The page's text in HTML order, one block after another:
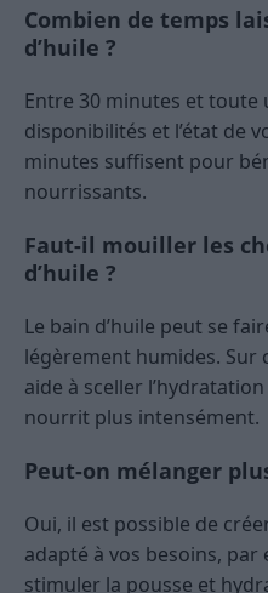
Combien de temps
d’huile ?
Entre 30 minutes et toute
disponibilités et l’état de
minutes suffisent pour
nourrissants.
Faut-il mouiller les
d’huile ?
Le bain d’huile peut se
légèrement humides. Sur
aide à sceller
nourrit plus intensément.
Peut-on mélanger
Oui, il est possible de
adapté à vos besoins,
stimuler la pousse et